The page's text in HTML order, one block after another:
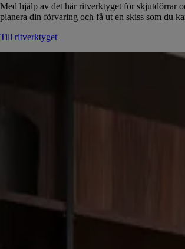
Med hjälp av det här ritverktyget för skjutdörrar
planera din förvaring och få ut en skiss som du
Till ritverktyget